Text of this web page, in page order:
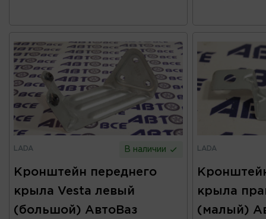
LADA В наличии
Кронштейн переднего
крыла Vesta левый
(большой) АвтоВаз
LADA
крыла
(малый)